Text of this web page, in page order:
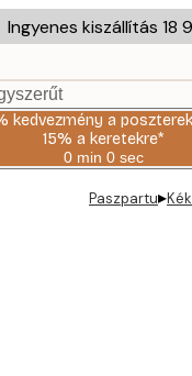
Ingyenes kiszállítás
kedvezmény a
15% a keretekre*
0 min 0 sec
Érvényes:
08-
Paszpartu▸